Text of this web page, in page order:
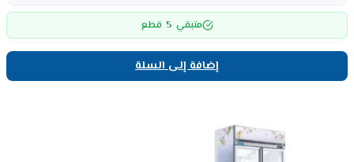
متبقي 5 قطع
إضافة إلى السلة